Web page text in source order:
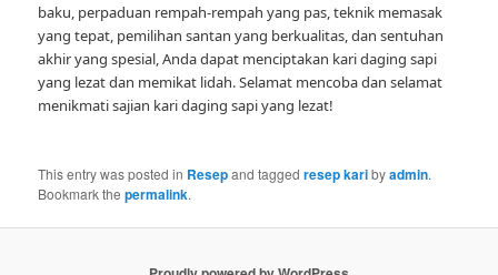
baku, perpaduan rempah-rempah yang pas, teknik memasak
yang tepat, pemilihan santan yang berkualitas, dan sentuhan
akhir yang spesial, Anda dapat menciptakan kari daging sapi
yang lezat dan memikat lidah. Selamat mencoba dan selamat
menikmati sajian kari daging sapi yang lezat!
This entry was posted in Resepand taggedresep karibyadmin.
Bookmark thepermalink.